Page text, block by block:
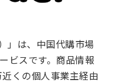
」は、中国代購市場
ビスです。商品情報
くの個人事業主経由